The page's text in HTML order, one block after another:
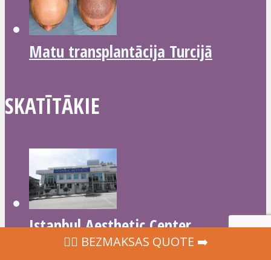
Matu transplantācija Turcijā
SKATĪTĀKIE
Istanbul Aesthetic Center
‍👩‍⚕ BEZMAKSAS QUOTE ➡️